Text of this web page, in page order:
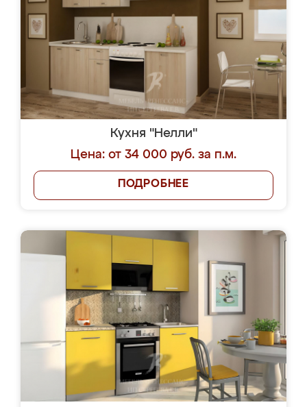
Кухня "Нелли"
Цена: от 34 000 руб. за п.м.
ПОДРОБНЕЕ